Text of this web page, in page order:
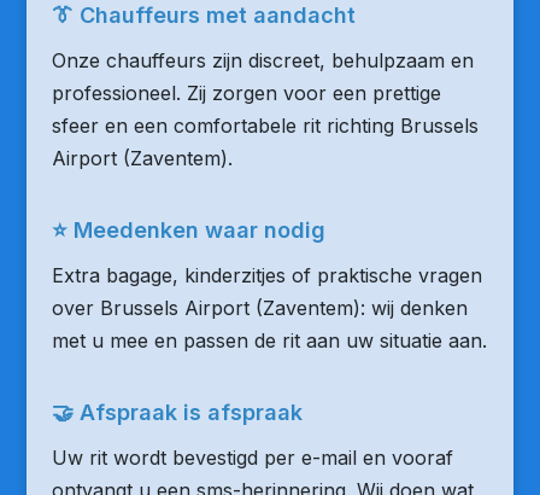
👔 Chauffeurs met aandacht
Onze chauffeurs zijn discreet, behulpzaam en
professioneel. Zij zorgen voor een prettige
sfeer en een comfortabele rit richting Brussels
Airport (Zaventem).
⭐ Meedenken waar nodig
Extra bagage, kinderzitjes of praktische vragen
over Brussels Airport (Zaventem): wij denken
met u mee en passen de rit aan uw situatie aan.
🤝 Afspraak is afspraak
Uw rit wordt bevestigd per e-mail en vooraf
ontvangt u een sms-herinnering. Wij doen wat